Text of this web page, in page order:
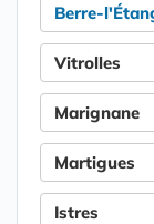
Berre-
Vitrolles
Marignane
Martigues
Istres